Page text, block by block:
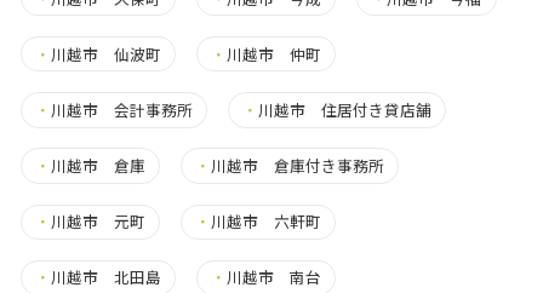
・ 川越市 仙波町 ・ 川越市 仲町
・ 川越市 会計事務所 ・ 川越市 住居付き貸店舗
・ 川越市 倉庫 ・ 川越市 倉庫付き事務所
・ 川越市 元町 ・ 川越市 六軒町
・ 川越市 北田島 ・ 川越市 南台